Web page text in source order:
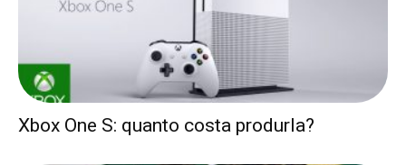
Xbox One S: quanto costa produrla?